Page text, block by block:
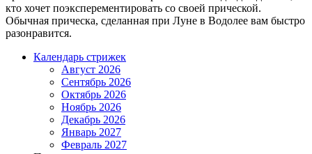
кто хочет поэксперементировать со своей прической.
Обычная прическа, сделанная при Луне в Водолее вам быстро
разонравится.
Календарь стрижек
Август 2026
Сентябрь 2026
Октябрь 2026
Ноябрь 2026
Декабрь 2026
Январь 2027
Февраль 2027